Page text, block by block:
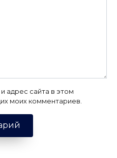
адрес сайта в этом
моих комментариев.